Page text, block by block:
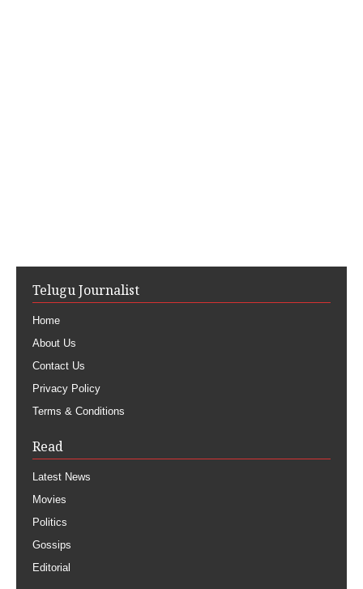
Telugu Journalist
Home
About Us
Contact Us
Privacy Policy
Terms & Conditions
Read
Latest News
Movies
Politics
Gossips
Editorial